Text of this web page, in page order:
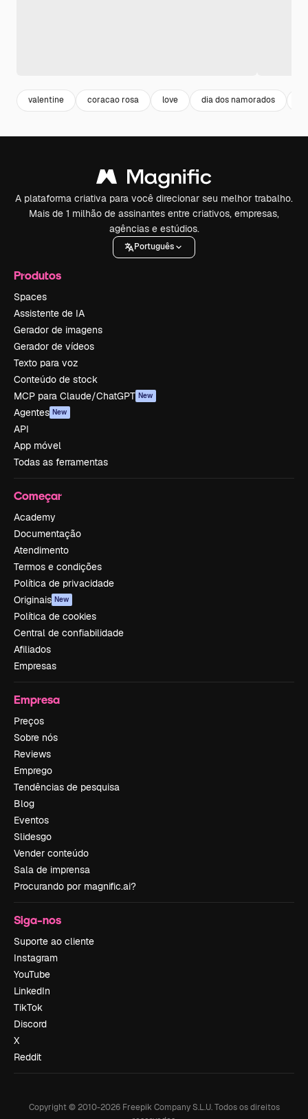
valentine coracao rosa love dia dos namorados
A plataforma criativa para você direcionar seu melhor trabalho.
Mais de 1 milhão de assinantes entre criativos, empresas,
agências e estúdios.
Português
Produtos
Spaces
Assistente de IA
Gerador de imagens
Gerador de vídeos
Texto para voz
Conteúdo de stock
MCP para Claude/ChatGPT New
Agentes New
API
App móvel
Todas as ferramentas
Começar
Academy
Documentação
Atendimento
Termos e condições
Política de privacidade
Originais New
Política de cookies
Central de confiabilidade
Afiliados
Empresas
Empresa
Preços
Sobre nós
Reviews
Emprego
Tendências de pesquisa
Blog
Eventos
Slidesgo
Vender conteúdo
Sala de imprensa
Procurando por magnific.ai?
Siga-nos
Suporte ao cliente
Instagram
YouTube
LinkedIn
TikTok
Discord
X
Reddit
Copyright © 2010-2026Freepik Company S.L.U. Todos os direitos